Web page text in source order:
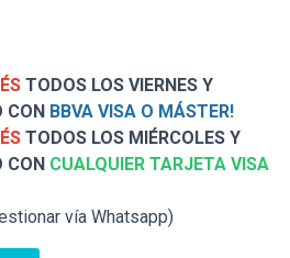
TODOS LOS VIERNES Y
CON BBVA VISA O MÁSTER!
TODOS LOS MIÉRCOLES Y
CON CUALQUIER TARJETA VISA
vía Whatsapp)